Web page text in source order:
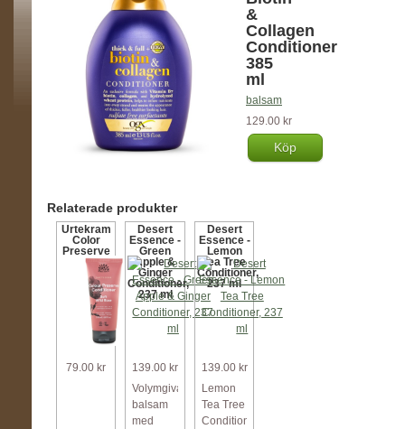
&
Collagen
Conditioner
385
ml
balsam
129.00 kr
Köp
Relaterade produkter
Urtekram
Color
Preserve
Conditioner
Organic
180 ml
Soft Wild
Rose
79.00 kr
Desert
Essence -
Green
Apple &
Ginger
Conditioner,
237 ml
139.00 kr
Volymgivande
balsam
med
Desert
Essence -
Lemon
Tea Tree
Conditioner,
237 ml
139.00 kr
Lemon
Tea Tree
Conditioner